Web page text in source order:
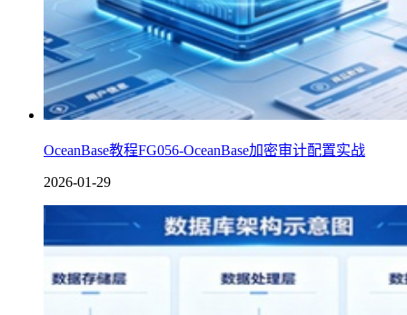
OceanBase教程FG056-OceanBase加密审计配置实战
2026-01-29